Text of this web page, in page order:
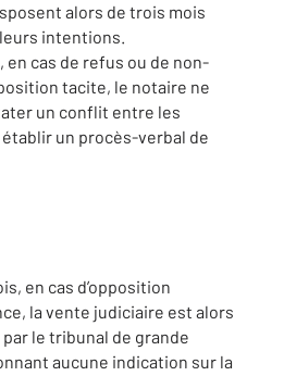
alors de trois mois
intentions.
en cas de refus ou de non-
tacite, le notaire ne
un conflit entre les
un procès-verbal de
en cas d’opposition
la vente judiciaire est alors
le tribunal de grande
aucune indication sur la